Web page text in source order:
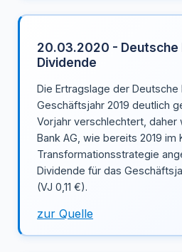
20.03.2020 - Deutsche
Dividende
Die Ertragslage der Deutsche
Geschäftsjahr 2019 deutlich
Vorjahr verschlechtert, daher
Bank AG, wie bereits 2019 im
Transformationsstrategie
Dividende für das
(VJ 0,11 €).
zur Quelle